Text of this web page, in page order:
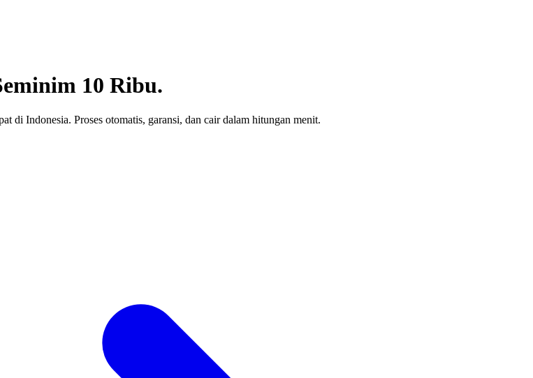
10 Ribu.
di Indonesia. Proses otomatis, garansi, dan cair dalam hitungan menit.